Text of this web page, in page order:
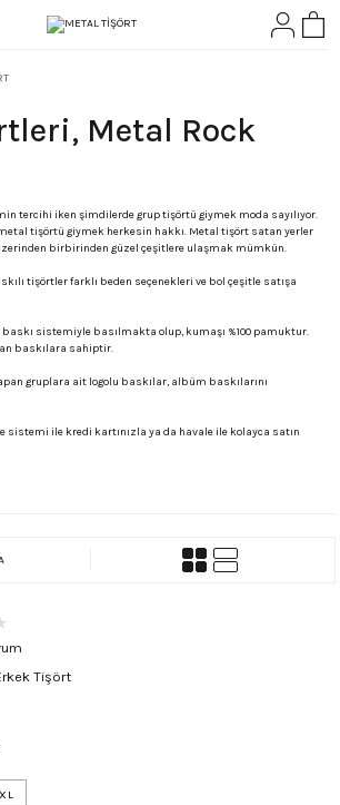
Geri Dön
Geri Dön
Metal Rock
tercihi iken şimdilerde grup tişörtü giymek moda sayılıyor.
tişörtü giymek herkesin hakkı. Metal tişört satan yerler
birbirinden güzel çeşitlere ulaşmak mümkün.
tişörtler farklı beden seçenekleri ve bol çeşitle satışa
sistemiyle basılmakta olup, kumaşı %100 pamuktur.
baskılara sahiptir.
gruplara ait logolu baskılar, albüm baskılarını
sistemi ile kredi kartınızla ya da havale ile kolayca satın
Tişört
XL